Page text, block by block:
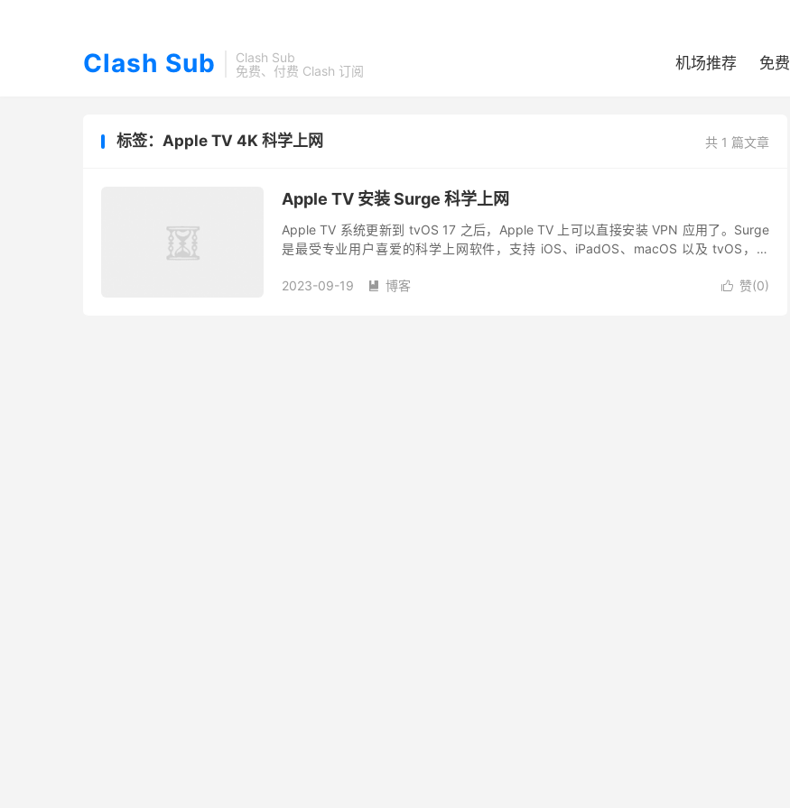
Clash Sub
Clash Sub
免费、付费 Clash 订阅
机场推荐 免
共 1 篇文章
标签：Apple TV 4K 科学上网
Apple TV 安装 Surge 科学上网
Apple TV 系统更新到 tvOS 17 之后，Apple TV 上可以直接安装 VPN 应用了。Surge
是最受专业用户喜爱的科学上网软件，支持 iOS、iPadOS、macOS 以及 tvOS，在
 赞(0)
2023-09-19  博客